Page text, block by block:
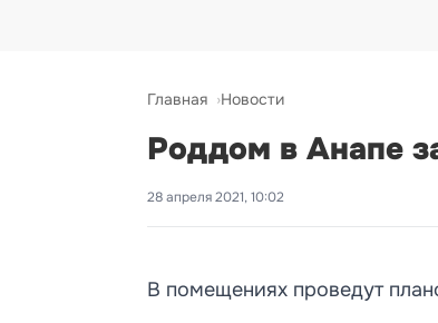
Главная Новости
Роддом в Анапе
28 апреля 2021, 10:02
В помещениях проведут